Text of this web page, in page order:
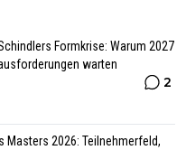
Formkrise: Warum 2027
warten
2
Masters 2026: Teilnehmerfeld,